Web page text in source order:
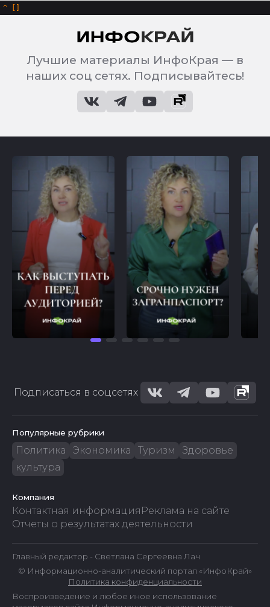
^
Лучшие материалы ИнфоКрая — в
наших соц сетях. Подписывайтесь!
Подписаться в соцсетях
Популярные рубрики
Политика Экономика Туризм
Здоровье
культура
Компания
Контактная информация Реклама на сайте
Отчеты о результатах деятельности
Главный редактор - Светлана Сергеевна Лач
© Информационно-аналитический портал «ИнфоКрай»
Политика конфиденциальности
Воспроизведение и любое иное использование